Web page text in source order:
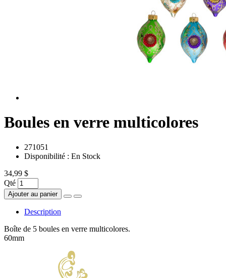
Boules en verre multicolores
271051
Disponibilité : En Stock
34,99 $
Qté
Ajouter au panier
Description
Boîte de 5 boules en verre multicolores.
60mm